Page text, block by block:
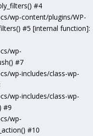
#4
wp-content/plugins/WP-
#5 [internal function]:
wp-
#7
wp-includes/class-wp-
wp-includes/class-wp-
#9
wp-
#10